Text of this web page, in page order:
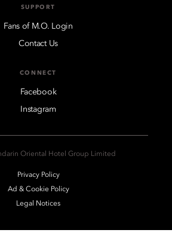
SUPPORT
Fans of M.O. Login
Contact Us
CONNECT
Facebook
Instagram
Oriental Hotel Group Limited
Privacy Policy
Ad & Cookie Policy
Legal Notices